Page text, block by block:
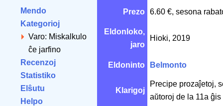
Mendo
Kategorioj
Varo: Miskalkulo
ĉe jarfino
Recenzoj
Statistiko
Elŝutu
Helpo
Prezo 6.60 €, sesona
Eldonloko,
jaro
Hioki, 2019
Eldoninto Belmonto
Klarigoj
Precipe prozaĵetoj,
aŭtoroj de la 11a